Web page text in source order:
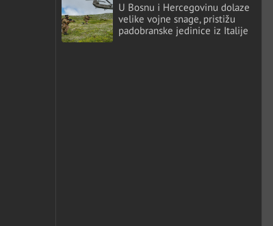
U Bosnu i Hercegovinu dolaze
velike vojne snage, pristižu
padobranske jedinice iz Italije